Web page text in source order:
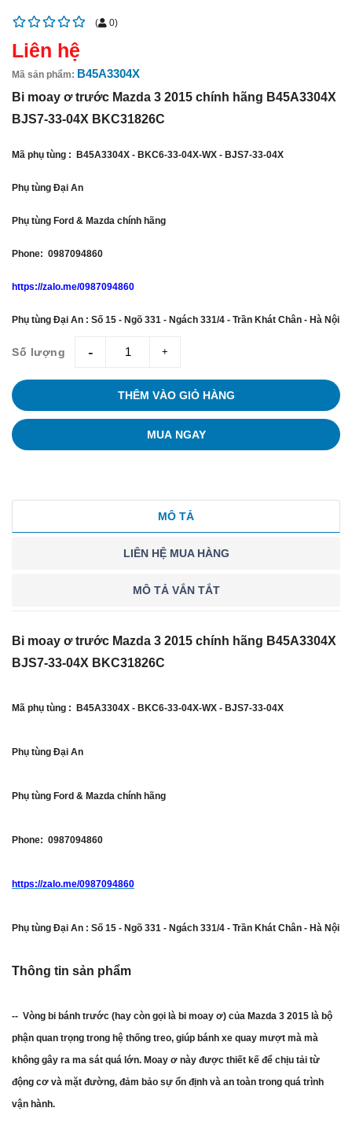
( 0)
Liên hệ
Mã sản phẩm: B45A3304X
Bi moay ơ trước Mazda 3 2015 chính hãng B45A3304X
BJS7-33-04X BKC31826C
Mã phụ tùng : B45A3304X - BKC6-33-04X-WX - BJS7-33-04X
Phụ tùng Đại An
Phụ tùng Ford & Mazda chính hãng
Phone: 0987094860
https://zalo.me/0987094860
Phụ tùng Đại An : Số 15 - Ngõ 331 - Ngách 331/4 - Trần Khát Chân - Hà Nội
Số lượng giam tang
THÊM VÀO GIỎ HÀNG
MUA NGAY
MÔ TẢ
LIÊN HỆ MUA HÀNG
MÔ TẢ VẮN TẮT
Bi moay ơ trước Mazda 3 2015 chính hãng B45A3304X
BJS7-33-04X BKC31826C
Mã phụ tùng : B45A3304X - BKC6-33-04X-WX - BJS7-33-04X
Phụ tùng Đại An
Phụ tùng Ford & Mazda chính hãng
Phone: 0987094860
https://zalo.me/0987094860
Phụ tùng Đại An : Số 15 - Ngõ 331 - Ngách 331/4 - Trần Khát Chân - Hà Nội
Thông tin sản phẩm
-- Vòng bi bánh trước (hay còn gọi là bi moay ơ) của Mazda 3 2015 là bộ
phận quan trọng trong hệ thống treo, giúp bánh xe quay mượt mà mà
không gây ra ma sát quá lớn. Moay ơ này được thiết kế để chịu tải từ
động cơ và mặt đường, đảm bảo sự ổn định và an toàn trong quá trình
vận hành.